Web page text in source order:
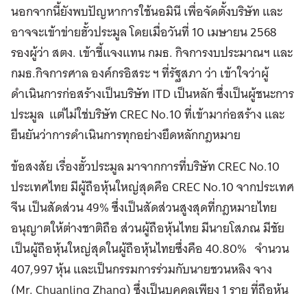
นอกจากนี้ยังพบปัญหาการใช้นอมินี เพื่อจัดตั้งบริษัท และ
อาจจะเข้าข่ายฮั้วประมูล โดยเมื่อวันที่ 10 เมษายน 2568
รองผู้ว่า สตง. เข้าชี้แจงแทน กมธ. กิจการงบประมาณฯ และ
กมธ.กิจการศาล องค์กรอิสระ ฯ ที่รัฐสภา ว่า เข้าใจว่าผู้
ดำเนินการก่อสร้างเป็นบริษัท ITD เป็นหลัก ซึ่งเป็นผู้ชนะการ
ประมูล แต่ไม่ใช่บริษัท CREC No.10 ที่เข้ามาก่อสร้าง และ
ยืนยันว่าการดำเนินการทุกอย่างยึดหลักกฎหมาย
ข้อสงสัย เรื่องฮั้วประมูล มาจากการที่บริษัท CREC No.10
ประเทศไทย มีผู้ถือหุ้นใหญ่สุดคือ CREC No.10 จากประเทศ
จีน เป็นสัดส่วน 49% ซึ่งเป็นสัดส่วนสูงสุดที่กฎหมายไทย
อนุญาตให้ต่างชาติถือ ส่วนผู้ถือหุ้นไทย มีนายโสภณ มีชัย
เป็นผู้ถือหุ้นใหญ่สุดในผู้ถือหุ้นไทยซึ่งคือ 40.80% จำนวน
407,997 หุ้น และเป็นกรรมการร่วมกับนายชวนหลิง จาง
(Mr. Chuanling Zhang) ซึ่งเป็นบุคคลเพียง 1 ราย ที่ถือหุ้น